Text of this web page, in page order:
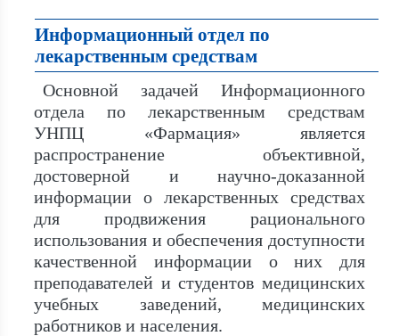
Информационный отдел по
лекарственным средствам
Основной задачей Информационного
отдела по лекарственным средствам
УНПЦ «Фармация» является
распространение объективной,
достоверной и научно-доказанной
информации о лекарственных средствах
для продвижения рационального
использования и обеспечения доступности
качественной информации о них для
преподавателей и студентов медицинских
учебных заведений, медицинских
работников и населения.